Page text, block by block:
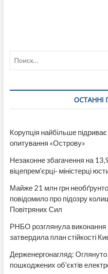
ОСТАННІ
Корупція найбільше
опитування «Острову»
Незаконне збагачення на
віцепрем’єрці- міністерці
Майже 21 млн грн
повідомило про підозру
Повітряних Сил
РНБО розглянула виконання
затвердила план стійкості
Держенергонагляд: Оглянуто
пошкоджених об’єктів